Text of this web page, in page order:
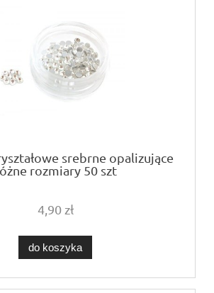
srebrne opalizujące
rozmiary 50 szt
4,90 zł
do koszyka